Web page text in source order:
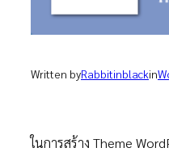
Written byRabbitinblackin
ในการสร้าง Theme